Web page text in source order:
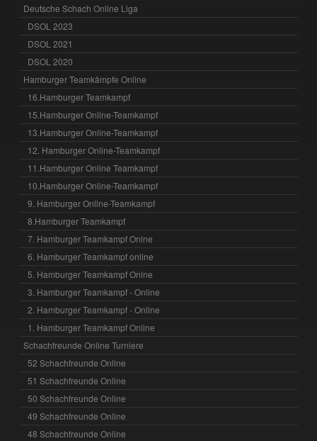
Deutsche Schach Online Liga
DSOL 2023
DSOL 2021
DSOL 2020
Hamburger Teamkämpfe Online
16.Hamburger Teamkampf
15.Hamburger Online-Teamkampf
13.Hamburger Online-Teamkampf
12. Hamburger Online-Teamkampf
11.Hamburger Online Teamkampf
10.Hamburger Online-Teamkampf
9. Hamburger Online-Teamkampf
8.Hamburger Teamkampf
7. Hamburger Teamkampf Onlne
6. Hamburger Teamkampf online
5. Hamburger Teamkampf Onlne
3. Hamburger Teamkampf - Online
2. Hamburger Teamkampf - Online
1. Hamburger Teamkampf Online
Schachfreunde Online Turniere
52 Schachfreunde Online
51 Schachfreunde Online
50 Schachfreunde Online
49 Schachfreunde Online
48 Schachfreunde Online